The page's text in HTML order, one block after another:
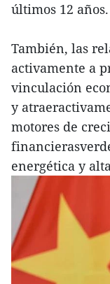
últimos 12 años.
También, las
activamente a
vinculación
y
motores de
energética y